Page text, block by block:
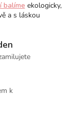
balíme ekologicky,
a s láskou
k